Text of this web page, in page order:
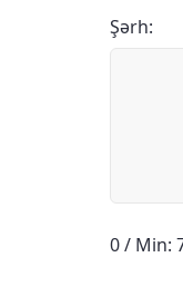
Şərh:
0 / Min: